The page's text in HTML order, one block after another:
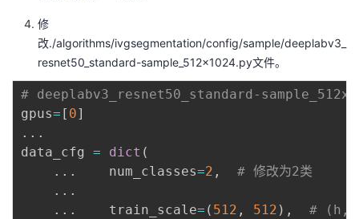
修
改./algorithms/ivgsegmentation/config/sample/deeplabv3_
resnet50_standard-sample_512x1024.py文件。
# deeplabv3_resnet50_standard-
gpus= [ 0]
. . .
data_cfg = dict (
. . .
    num_classes
=2 ,
# 修改为2类
. . .
. . .
    train_scale
= ( 512 , 512 ) ,
# (h,